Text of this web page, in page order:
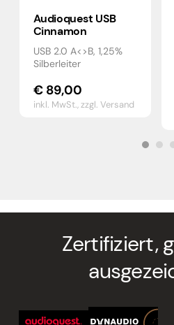
Audioquest USB
Cinnamon
USB 2.0 A<>B, 1,25%
Silberleiter
€89,00
inkl. MwSt.,zzgl. Versand
Zertifiziert,